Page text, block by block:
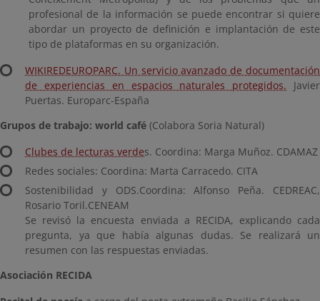
profesional de la información se puede encontrar si quiere
abordar un proyecto de definición e implantación de este
tipo de plataformas en su organización.
WIKIREDEUROPARC. Un servicio avanzado de documentación
de experiencias en espacios naturales protegidos. Javier
Puertas. Europarc-España
Grupos de trabajo: world café (Colabora Soria Natural)
Clubes de lecturas verdes. Coordina: Marga Muñoz. CDAMAZ
Redes sociales: Coordina: Marta Carracedo. CITA
Sostenibilidad y ODS.Coordina: Alfonso Peña. CEDREAC,
Rosario Toril.CENEAM
Se revisó la encuesta enviada a RECIDA, explicando cada
pregunta, ya que había algunas dudas. Se realizará un
resumen con las respuestas enviadas.
Asociación RECIDA